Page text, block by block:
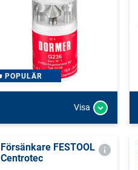
POPULÄR
Visa
Försänkare FESTOOL
Centrotec